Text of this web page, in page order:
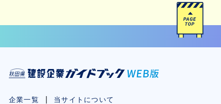
企業一覧 当サイトについて